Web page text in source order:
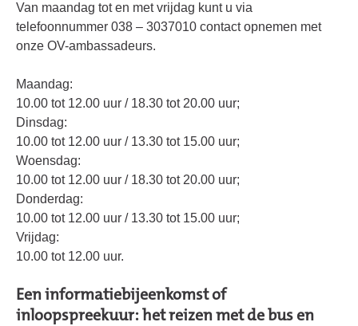
Van maandag tot en met vrijdag kunt u via
telefoonnummer 038 – 3037010 contact opnemen met
onze OV-ambassadeurs.
Maandag:
10.00 tot 12.00 uur / 18.30 tot 20.00 uur;
Dinsdag:
10.00 tot 12.00 uur / 13.30 tot 15.00 uur;
Woensdag:
10.00 tot 12.00 uur / 18.30 tot 20.00 uur;
Donderdag:
10.00 tot 12.00 uur / 13.30 tot 15.00 uur;
Vrijdag:
10.00 tot 12.00 uur.
Een informatiebijeenkomst of
inloopspreekuur: het reizen met de bus en